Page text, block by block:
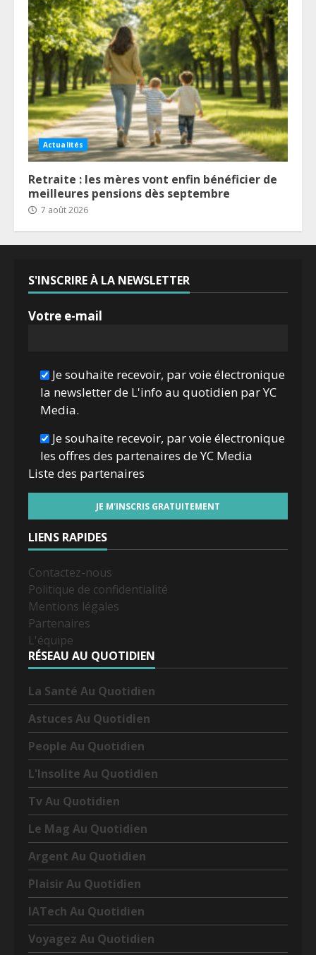
Actualités
Retraite : les mères vont enfin bénéficier de
meilleures pensions dès septembre
7 août 2026
S'INSCRIRE À LA NEWSLETTER
Votre e-mail
Je souhaite recevoir, par voie électronique
la newsletter de L'info au quotidien par YC
Media.
Je souhaite recevoir, par voie électronique
les offres des partenaires de YC Media
Liste des partenaires
LIENS RAPIDES
Contactez-nous
Politique de confidentialité
Mentions légales
Partenaires
L'équipe
RÉSEAU AU QUOTIDIEN
La Santé Au Quotidien
Astuces Au Quotidien
People Au Quotidien
L'Insolite Au Quotidien
Tv Au Quotidien
Le Mag Au Quotidien
Argent Au Quotidien
Plaisir Au Quotidien
IATech Au Quotidien
Voyagez Au Quotidien